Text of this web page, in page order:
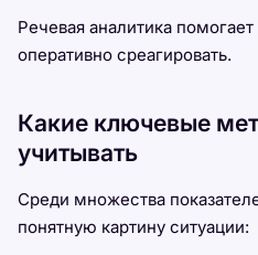
Речевая аналитика
оперативно среагировать.
Какие ключевые
учитывать
Среди множества
понятную картину ситуации: